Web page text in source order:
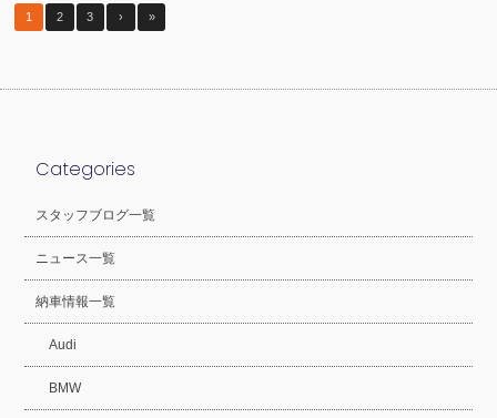
1 2 3 › »
Categories
スタッフブログ一覧
ニュース一覧
納車情報一覧
Audi
BMW